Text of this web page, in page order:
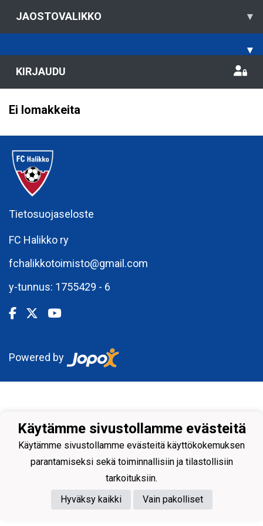
JAOSTOVALIKKO ▾
▾
KIRJAUDU
Ei lomakkeita
Tietosuojaseloste
FC Halikko ry
fchalikkotoimisto@gmail.com
y-tunnus: 1755429 - 6
Powered by
Käytämme sivustollamme evästeitä
Käytämme sivustollamme evästeitä käyttökokemuksen
parantamiseksi sekä toiminnallisiin ja tilastollisiin
tarkoituksiin.
Hyväksy kaikki
Vain pakolliset